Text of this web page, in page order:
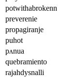
potwithabrokenn
preverenie
propagiranje
puhot
pʌnua
quebramiento
rajahdysnalli